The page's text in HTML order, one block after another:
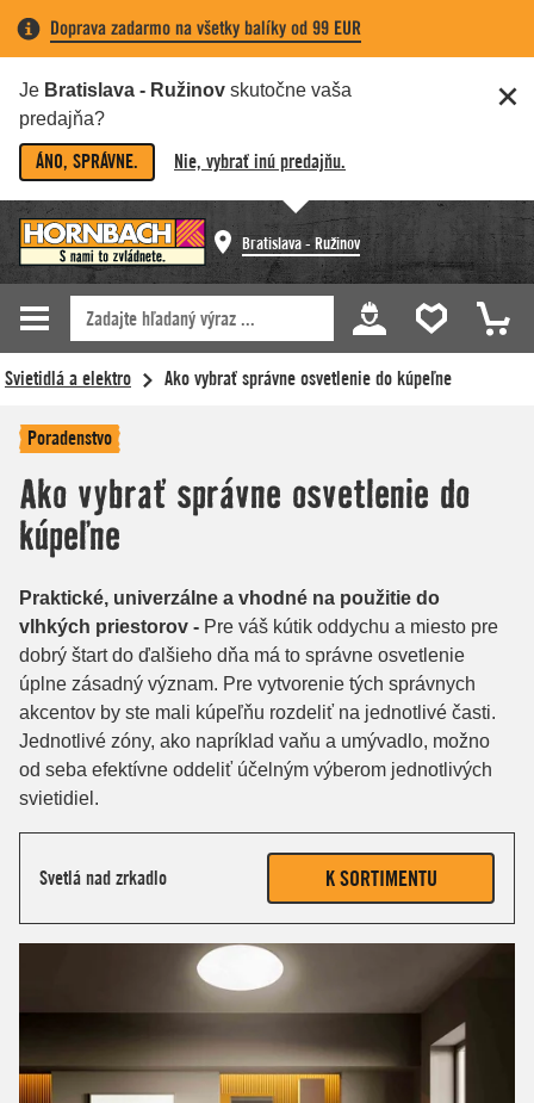
Doprava zadarmo na všetky balíky od 99 EUR
Je Bratislava - Ružinov skutočne vaša
predajňa?
ÁNO, SPRÁVNE. Nie, vybrať inú predajňu.
Bratislava - Ružinov